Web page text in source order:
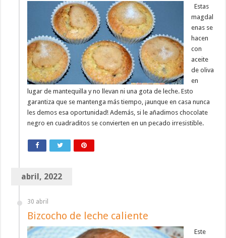
Estas
magdal
enas se
hacen
con
aceite
de oliva
en
lugar de mantequilla y no llevan ni una gota de leche. Esto
garantiza que se mantenga más tiempo, ¡aunque en casa nunca
les demos esa oportunidad! Además, si le añadimos chocolate
negro en cuadraditos se convierten en un pecado irresistible.
abril, 2022
30 abril
Bizcocho de leche caliente
Este